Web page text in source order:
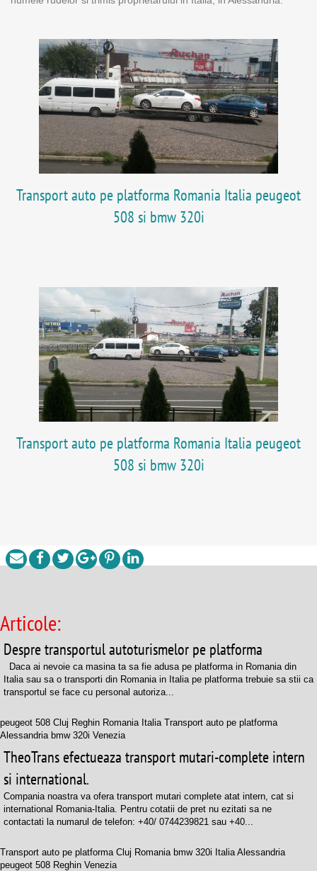
Transport auto pe platforma Romania Italia peugeot
508 si bmw 320i
Transport auto pe platforma Romania Italia peugeot
508 si bmw 320i
Articole:
Despre transportul autoturismelor pe platforma
Daca ai nevoie ca masina ta sa fie adusa pe platforma in Romania din
Italia sau sa o transporti din Romania in Italia pe platforma trebuie sa stii ca
transportul se face cu personal autoriza...
peugeot 508 Cluj Reghin Romania Italia Transport auto pe platforma
Alessandria bmw 320i Venezia
TheoTrans efectueaza transport mutari-complete intern
si international.
Compania noastra va ofera transport mutari complete atat intern, cat si
international Romania-Italia. Pentru cotatii de pret nu ezitati sa ne
contactati la numarul de telefon: +40/ 0744239821 sau +40...
Transport auto pe platforma Cluj Romania bmw 320i Italia Alessandria
peugeot 508 Reghin Venezia